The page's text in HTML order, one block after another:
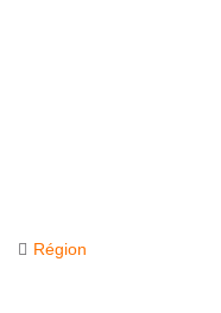
Région